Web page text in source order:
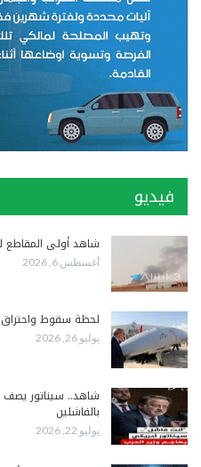
فيديو
شاهد أولى المقاطع
أغسطس 6, 2026
لحظة سقوط
يوليو 26, 2026
شاهد.. سيناتور يصف
بالفاشلين
يوليو 22, 2026